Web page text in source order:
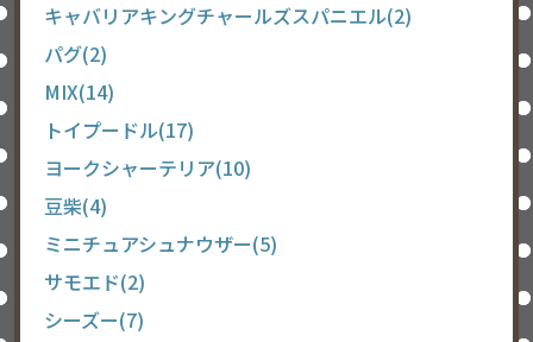
キャバリアキングチャールズスパニエル(2)
パグ(2)
MIX(14)
トイプードル(17)
ヨークシャーテリア(10)
豆柴(4)
ミニチュアシュナウザー(5)
サモエド(2)
シーズー(7)